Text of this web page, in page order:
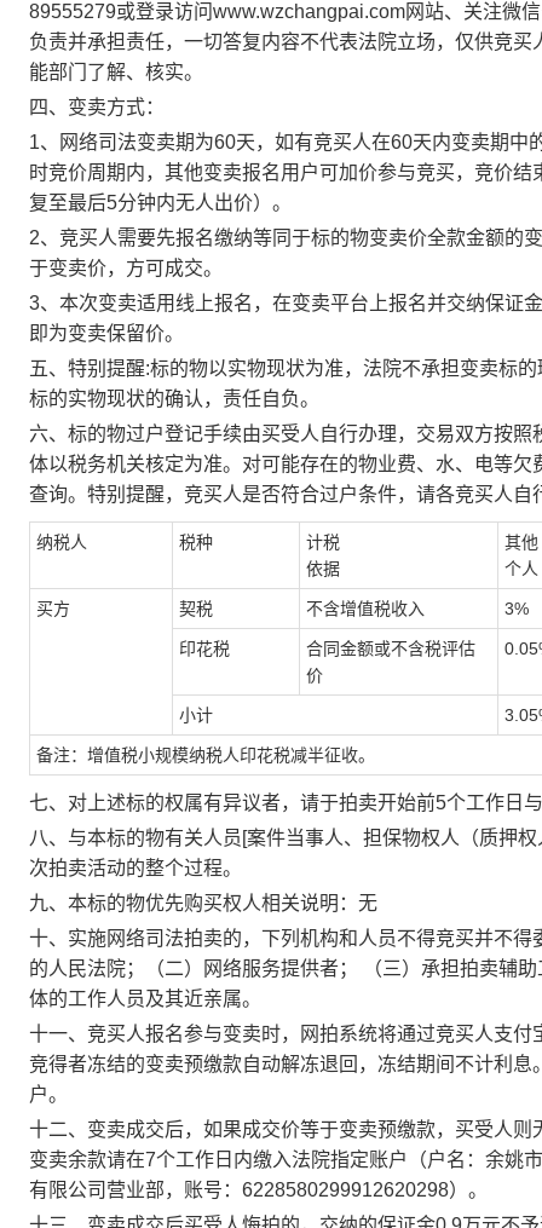
89555279或登录访问www.wzchangpai.com网站、关注微
负责并承担责任，一切答复内容不代表法院立场，仅供竞
能部门了解、核实。
四、变卖方式：
1、网络司法变卖期为60天，如有竞买人在60天内变卖期
时竞价周期内，其他变卖报名用户可加价参与竞买，竞价
复至最后5分钟内无人出价）。
2、竞买人需要先报名缴纳等同于标的物变卖价全款金额的
于变卖价，方可成交。
3、本次变卖适用线上报名，在变卖平台上报名并交纳保证
即为变卖保留价。
五、特别提醒:标的物以实物现状为准，法院不承担变卖标的
标的实物现状的确认，责任自负。
六、标的物过户登记手续由买受人自行办理，交易双方按
体以税务机关核定为准。对可能存在的物业费、水、电等
查询。特别提醒，竞买人是否符合过户条件，请各竞买人
纳税人 税种
计税
依据
其他
个人
买方 契税 不含增值税收入 3%
印花税
合同金额或不含税评估
价
小计
备注：增值税小规模纳税人印花税减半征收。
七、对上述标的权属有异议者，请于拍卖开始前5个工作日
八、与本标的物有关人员 [案件当事人、担保物权人（质押
次拍卖活动的整个过程。
九、本标的物优先购买权人相关说明：无
十、实施网络司法拍卖的，下列机构和人员不得竞买并不
的人民法院；（二）网络服务提供者；
（三）承担拍卖辅
体的工作人员及其近亲属。
十一、竞买人报名参与变卖时，网拍系统将通过竞买人支
竞得者冻结的变卖预缴款自动解冻退回，冻结期间不计利
户。
十二、变卖成交后，如果成交价等于变卖预缴款，买受人
变卖余款请在7个工作日内缴入法院指定账户（户名：余姚
有限公司营业部，账号： 6228580299912620298）。